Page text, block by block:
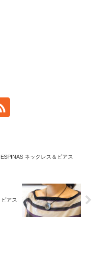
ネックレス＆ピアス
アス